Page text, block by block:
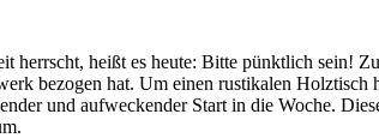
heißt es heute: Bitte pünktlich sein!
bezogen hat. Um einen rustikalen
und aufweckender Start in die Woche.